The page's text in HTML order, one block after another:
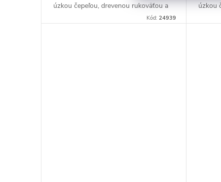
o
úzkou čepeľou, drevenou rukoväťou a
mosadzným chrbtom. Vymeniteľná
Kód:24939
úzkou